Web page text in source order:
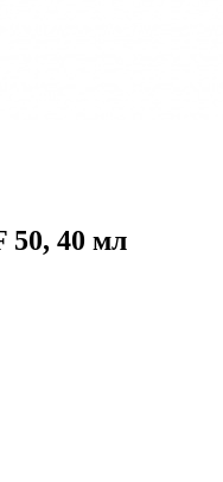
50, 40 мл